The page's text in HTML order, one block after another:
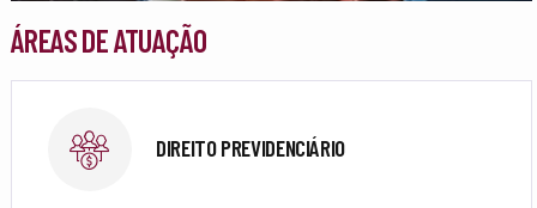
ÁREAS DE ATUAÇÃO
DIREITO PREVIDENCIÁRIO